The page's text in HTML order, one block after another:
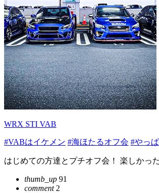
WRX STI VAB
#VABはイケメン #海ほたるオフ会 #やっ
はじめての方達とプチオフ会！ 楽しかっ
thumb_up 91
comment2